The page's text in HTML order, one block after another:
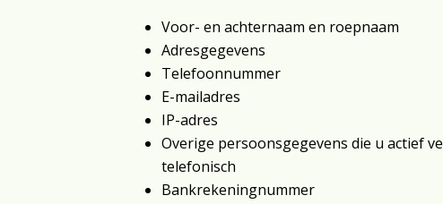
Voor- en achternaam en roepnaam
Adresgegevens
Telefoonnummer
E-mailadres
IP-adres
Overige persoonsgegevens die u actief
telefonisch
Bankrekeningnummer